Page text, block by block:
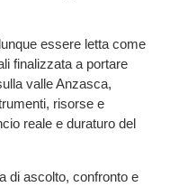
essere letta come
finalizzata a portare
valle Anzasca,
risorse e
reale e duraturo del
di ascolto, confronto e